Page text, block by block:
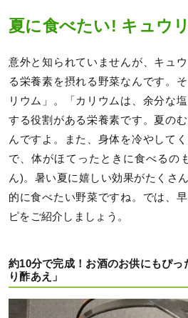
夏に食べたい! キュウ
意外と知られていませんが、キュ
る栄養素を摂れる野菜なんです。
リウム」。「カリウムは、余分な
する役割がある栄養素です。夏の
んですよ。また、身体を冷やして
で、体がほてったときに食べるの
ん)。暑い夏に嬉しい効果がたくさ
的に食べたい野菜ですね。では、
ピをご紹介しましょう。
約10分で完成！お酒のお供にもぴ
り酢あえ」